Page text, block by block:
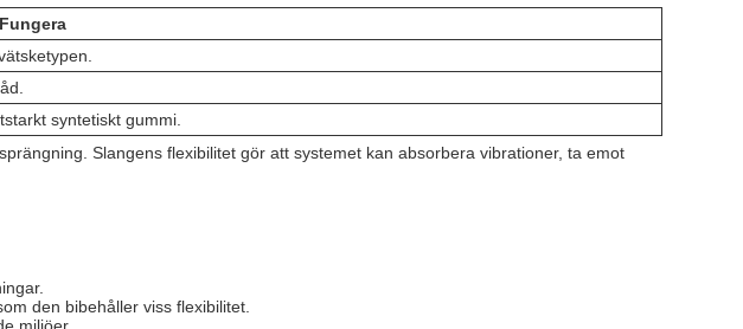
Fungera
syntetiskt gummi.
Slangens flexibilitet gör att systemet kan absorbera vibrationer, ta emot
den bibehåller viss flexibilitet.